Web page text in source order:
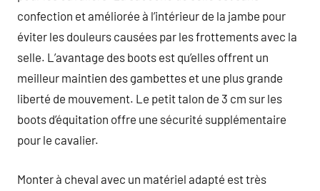
confection et améliorée à l’intérieur de la jambe pour
éviter les douleurs causées par les frottements avec la
selle. L’avantage des boots est qu’elles offrent un
meilleur maintien des gambettes et une plus grande
liberté de mouvement. Le petit talon de 3 cm sur les
boots d’équitation offre une sécurité supplémentaire
pour le cavalier.
Monter à cheval avec un matériel adapté est très